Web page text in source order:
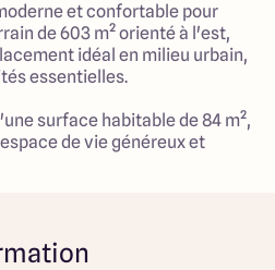
et confortable pour
de 603 m² orienté à l'est,
idéal en milieu urbain,
essentielles.
surface habitable de 84 m²,
de vie généreux et
dont 3 belles chambres,
vos proches. Le salon
tout en bénéficiant d'un cadre